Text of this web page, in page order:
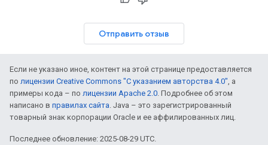
Отправить отзыв
Если не указано иное, контент на этой странице предоставляется
по лицензии Creative Commons "С указанием авторства 4.0", а
примеры кода – по лицензии Apache 2.0. Подробнее об этом
написано в правилах сайта. Java – это зарегистрированный
товарный знак корпорации Oracle и ее аффилированных лиц.
Последнее обновление: 2025-08-29 UTC.